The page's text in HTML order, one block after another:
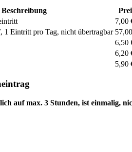
Beschreibung
7,00
1 Eintritt pro Tag, nicht übertragbar
6,50
6,20
5,90
auf max. 3 Stunden, ist einmalig,